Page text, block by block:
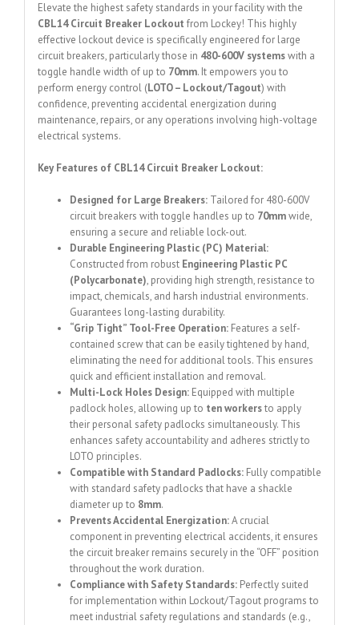
Elevate the highest safety standards in your facility with the
CBL14 Circuit Breaker Lockout from Lockey! This highly
effective lockout device is specifically engineered for large
circuit breakers, particularly those in 480-600V systemswith a
toggle handle width of up to 70mm.It empowers you to
perform energy control (LOTO – Lockout/Tagout) with
confidence, preventing accidental energization during
maintenance, repairs, or any operations involving high-voltage
electrical systems.
Key Features of CBL14 Circuit Breaker Lockout:
Designed for Large Breakers:Tailored for 480-600V
circuit breakers with toggle handles up to 70mmwide,
ensuring a secure and reliable lock-out.
Durable Engineering Plastic (PC) Material:
Constructed from robust Engineering Plastic PC
(Polycarbonate), providing high strength, resistance to
impact, chemicals, and harsh industrial environments.
Guarantees long-lasting durability.
“Grip Tight” Tool-Free Operation:Features a self-
contained screw that can be easily tightened by hand,
eliminating the need for additional tools.This ensures
quick and efficient installation and removal.
Multi-Lock Holes Design:Equipped with multiple
padlock holes, allowing up to ten workersto apply
their personal safety padlocks simultaneously.This
enhances safety accountability and adheres strictly to
LOTO principles.
Compatible with Standard Padlocks:Fully compatible
with standard safety padlocks that have a shackle
diameter up to 8mm.
Prevents Accidental Energization:A crucial
component in preventing electrical accidents, it ensures
the circuit breaker remains securely in the “OFF” position
throughout the work duration.
Compliance with Safety Standards:Perfectly suited
for implementation within Lockout/Tagout programs to
meet industrial safety regulations and standards (e.g.,